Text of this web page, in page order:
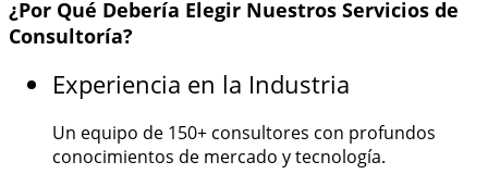
¿Por Qué Debería Elegir Nuestros Servicios de
Consultoría?
Experiencia en la Industria
Un equipo de 150+ consultores con profundos
conocimientos de mercado y tecnología.